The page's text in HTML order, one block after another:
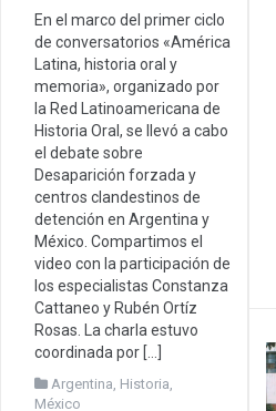
En el marco del primer ciclo
de conversatorios «América
Latina, historia oral y
memoria», organizado por
la Red Latinoamericana de
Historia Oral, se llevó a cabo
el debate sobre
Desaparición forzada y
centros clandestinos de
detención en Argentina y
México. Compartimos el
video con la participación de
los especialistas Constanza
Cattaneo y Rubén Ortíz
Rosas. La charla estuvo
coordinada por […]
Argentina Historia
México